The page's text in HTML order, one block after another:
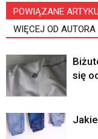
POWIĄZANE
WIĘCEJ OD AUTORA
się